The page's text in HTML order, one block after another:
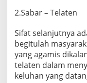
2.Sabar – Telaten
Sifat selanjutnya
begitulah
yang agamis
telaten dalam
keluhan yang